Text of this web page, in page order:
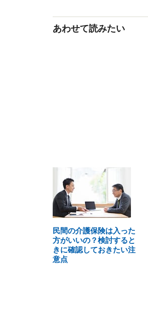
あわせて読みたい
民間の介護保険は入った
方がいいの？検討すると
きに確認しておきたい注
意点